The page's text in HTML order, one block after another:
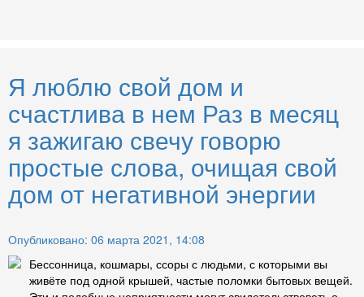
Я люблю свой дом и
счастлива в нем Раз в месяц
я зажигаю свечу говорю
простые слова, очищая свой
дом от негативной энергии
Опубликовано: 06 марта 2021, 14:08
Бессонница, кошмары, ссоры с людьми, с которыми вы
живёте под одной крышей, частые поломки бытовых вещей.